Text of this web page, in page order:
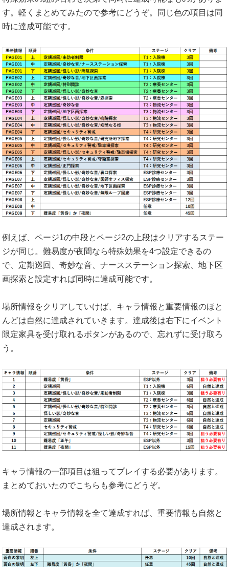
す。軽くまとめてみたので参考にどうぞ。同じ色の項目は同
時に達成可能です。
例えば、ページ1の中段とページ2の上段はクリアするステー
ジが同じ。難易度が夜間なら特殊効果を4つ設定できるの
で、定期巡回、奇妙な音、ナースステーション探索、地下区
画探索と設定すれば同時に達成可能です。
場所情報をクリアしていけば、キャラ情報と重要情報のほと
んどは自然に達成されていきます。達成後は右下にイベント
限定家具を受け取れるボタンがあるので、忘れずに受け取ろ
う。
キャラ情報の一部項目は狙ってプレイする必要があります。
まとめておいたのでこちらも参考にどうぞ。
場所情報とキャラ情報を全て達成すれば、重要情報も自然と
達成されます。